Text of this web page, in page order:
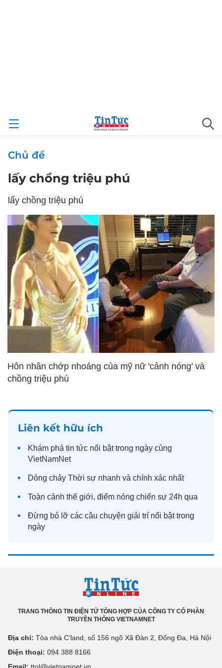
Chủ đề
lấy chồng triệu phú
lấy chồng triệu phú
Hôn nhân chớp nhoáng của mỹ nữ 'cảnh nóng' và
chồng triệu phú
Liên kết hữu ích
Khám phá tin tức nổi bật trong ngày cùng
VietNamNet
Dòng chảy Thời sự nhanh và chính xác nhất
Toàn cảnh thế giới, điểm nóng chiến sự 24h qua
Đừng bỏ lỡ các câu chuyện giải trí nổi bật trong
ngày
TRANG THÔNG TIN ĐIỆN TỬ TỔNG HỢP CỦA CÔNG TY CỔ PHẦN
TRUYỀN THÔNG VIETNAMNET
Địa chỉ: Tòa nhà C’land, số 156 ngõ Xã Đàn 2, Đống Đa, Hà Nội
Điện thoại: 094 388 8166